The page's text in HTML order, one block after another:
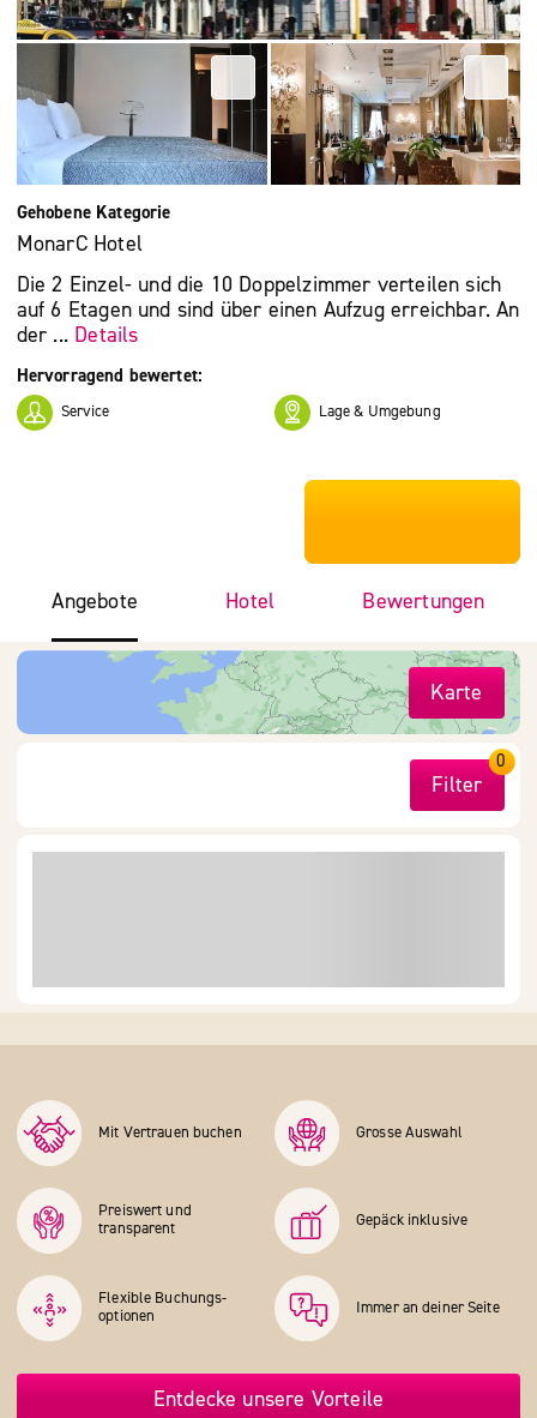
Gehobene Kategorie
MonarC Hotel
Die 2 Einzel- und die 10 Doppelzimmer verteilen sich
auf 6 Etagen und sind über einen Aufzug erreichbar. An
der ... Details
Hervorragend bewertet:
Service Lage & Umgebung
Angebote Hotel Bewertungen
Karte
Filter
0
Mit Vertrauen buchen Grosse Auswahl
Preiswert und
transparent
Gepäck inklusive
Flexible Buchungs­
optionen
Immer an deiner Seite
Entdecke unsere Vorteile